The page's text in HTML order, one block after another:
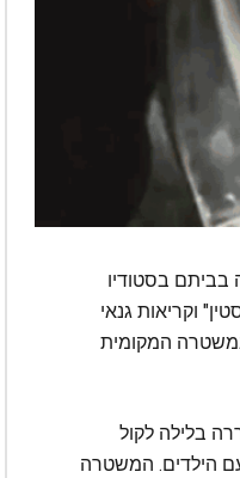
בסטודיו
וקריאות גנאי
המקומית
בלילה לקול
הילדים. המשטרה